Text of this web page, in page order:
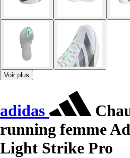
Voir plus
adidas
running femme
Light Strike Pro